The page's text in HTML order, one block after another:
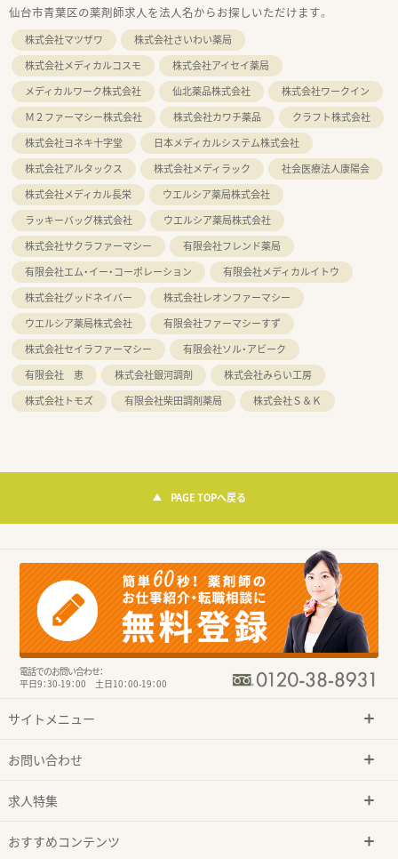
仙台市青葉区の薬剤師求人を法人名からお探しいただけます。
株式会社マツザワ
株式会社さいわい薬局
株式会社メディカルコスモ
株式会社アイセイ薬局
メディカルワーク株式会社
仙北薬品株式会社
株式会社ワークイン
Ｍ２ファーマシー株式会社
株式会社カワチ薬品
クラフト株式会社
株式会社ヨネキ十字堂
日本メディカルシステム株式会社
株式会社アルタックス
株式会社メディラック
社会医療法人康陽会
株式会社メディカル長栄
ウエルシア薬局株式会社
ラッキーバッグ株式会社
ウエルシア薬局株式会社
株式会社サクラファーマシー
有限会社フレンド薬局
有限会社エム・イー・コーポレーション
有限会社メディカルイトウ
株式会社グッドネイバー
株式会社レオンファーマシー
ウエルシア薬局株式会社
有限会社ファーマシーすず
株式会社セイラファーマシー
有限会社ソル・アビーク
有限会社 恵
株式会社銀河調剤
株式会社みらい工房
株式会社トモズ
有限会社柴田調剤薬局 株式会社Ｓ＆Ｋ
PAGE TOPへ戻る
電話でのお問い合わせ：
平日9：30-19：00 土日10：00-19：00
サイトメニュー
お問い合わせ
求人特集
おすすめコンテンツ